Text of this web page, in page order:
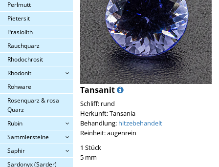
Perlmutt
Pietersit
Prasiolith
Rauchquarz
Rhodochrosit
Rhodonit
Rohware
Rosenquarz & rosa
Quarz
Rubin
Sammlersteine
Saphir
Sardonyx (Sarder)
Tansanit
Schliff: rund
Herkunft: Tansania
Behandlung: hitzebehandelt
Reinheit: augenrein
1 Stück
5 mm